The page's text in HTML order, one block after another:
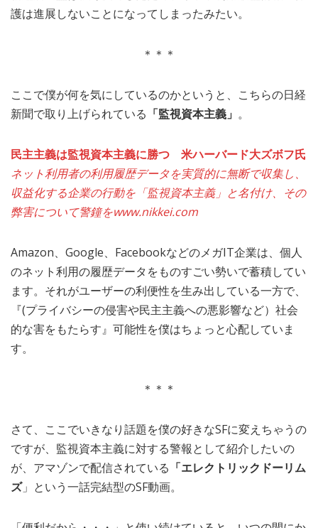
護は進展しないことになってしまったみたい。
＊＊＊
ここで僕が何を気にしているのかというと、こちらの日経
新聞で取り上げられている 「監視資本主義」 。
民主主義は監視資本主義に勝つ 米ハーバード大ズボフ氏
ネット利用者の利用履歴データを実質的に無断で収集し、
収益化する企業の行動を「監視資本主義」と名付け、その
弊害について警鐘をwww.nikkei.com
Amazon、Google、FacebookなどのメガIT企業は、個人
のネット利用の履歴データをものすごい勢いで蓄積してい
ます。それがユーザーの利便性を生み出している一方で、
『(プライバシーの侵害や民主主義への悪影響など）社会
的な害をもたらす』可能性を僕はちょっと心配していま
す。
＊＊＊
さて、ここでいきなり話題を僕の好きなSFに変えちゃうの
ですが、監視資本主義に対する警報として紹介したいの
が、アマゾンで配信されている 「エレクトリックドーリム
ズ」という一話完結型のSF動画。